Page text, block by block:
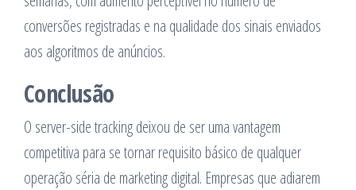
conversões registradas e na qualidade dos sinais enviados
aos algoritmos de anúncios.
Conclusão
O server-side tracking deixou de ser uma vantagem
competitiva para se tornar requisito básico de qualquer
operação séria de marketing digital. Empresas que adiarem